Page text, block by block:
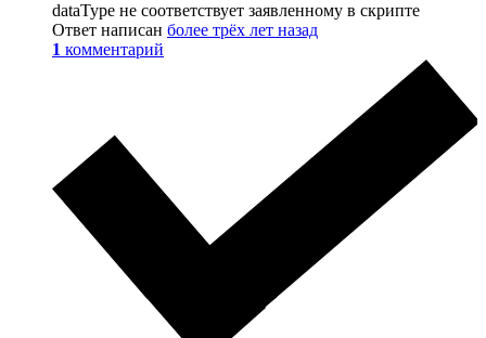
dataType не соответствует заявленному в скрипте
Ответ написан более трёх лет назад
1 комментарий